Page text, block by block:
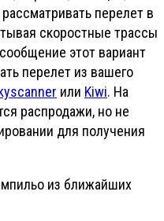
перелет в
скоростные трассы
этот вариант
перелет из вашего
или Kiwi. На
распродажи, но не
для получения
из ближайших